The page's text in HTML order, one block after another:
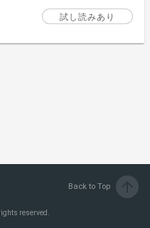
試し読みあり
Back to Top
reserved.